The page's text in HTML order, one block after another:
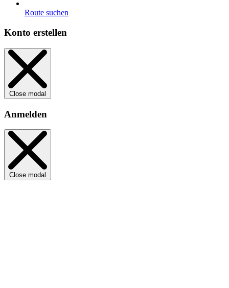
Route suchen
Konto erstellen
Close modal
Anmelden
Close modal